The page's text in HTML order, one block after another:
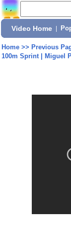
Video Home
Home>> Previous
100m Sprint | Miguel